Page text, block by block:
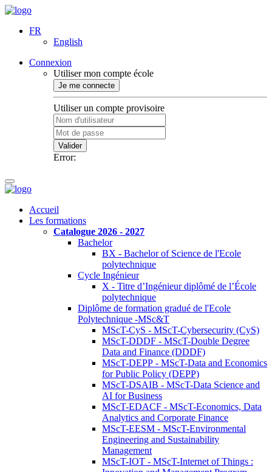
FR
English
Connexion
Utiliser mon compte école
Je me connecte
Utiliser un compte provisoire
Valider
Error:
Accueil
Les formations
Catalogue 2026 - 2027
Bachelor
BX - Bachelor of Science de l'Ecole
polytechnique
Cycle Ingénieur
X - Titre d’Ingénieur diplômé de l’École
polytechnique
Diplôme de formation gradué de l'Ecole
Polytechnique -MSc&T
MScT-CyS - MScT-Cybersecurity (CyS)
MScT-DDDF - MScT-Double Degree
Data and Finance (DDDF)
MScT-DEPP - MScT-Data and Economics
for Public Policy (DEPP)
MScT-DSAIB - MScT-Data Science and
AI for Business
MScT-EDACF - MScT-Economics, Data
Analytics and Corporate Finance
MScT-EESM - MScT-Environmental
Engineering and Sustainability
Management
MScT-IOT - MScT-Internet of Things :